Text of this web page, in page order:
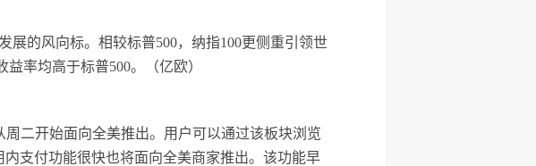
展的风向标。相较标普500，纳指100更侧重引领世
率均高于标普500。（亿欧）
周二开始面向全美推出。用户可以通过该板块浏览
内支付功能很快也将面向全美商家推出。该功能早